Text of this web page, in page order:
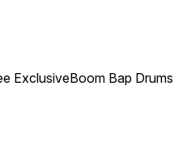
ExclusiveBoom Bap Drums